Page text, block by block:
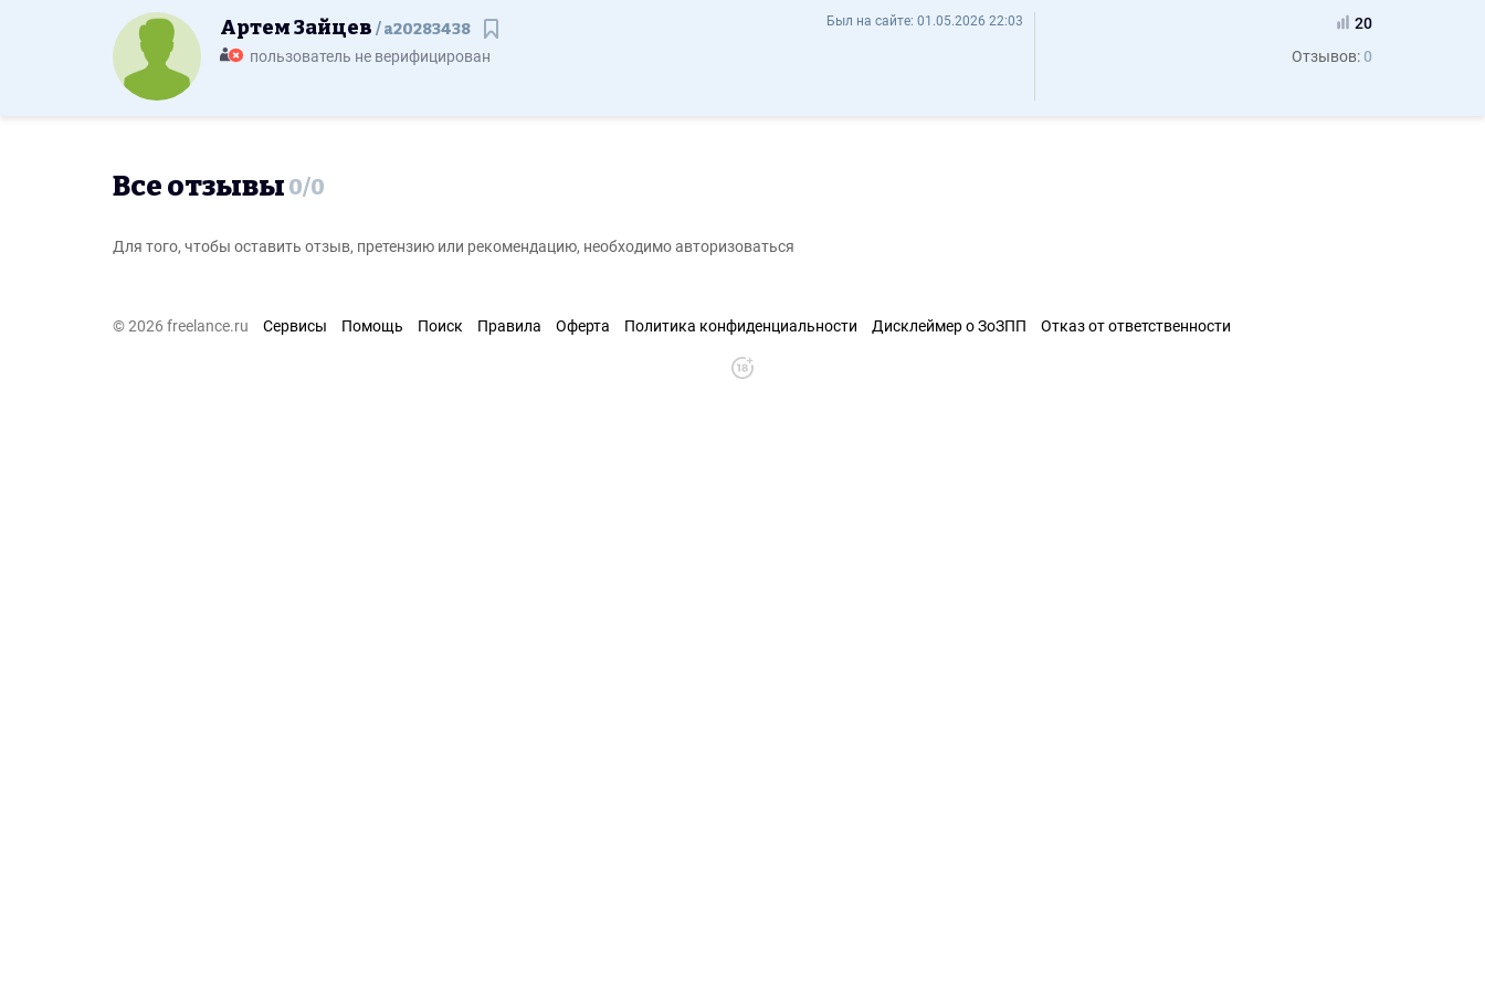
Артем Зайцев a20283438 - ОтзывыБыл на сайте: 01.05.2026 22:03
Артем Зайцев a20283438
Сохранить контакт
пользователь не верифицирован
20
Отзывов: 0
Все отзывы 0/0
Для того, чтобы оставить отзыв, претензию или рекомендацию, необходимо авторизоваться
© 2026 freelance.ru Сервисы Помощь Поиск Правила Оферта Политика конфиденциальности Дисклеймер о ЗоЗПП Отказ от ответственности